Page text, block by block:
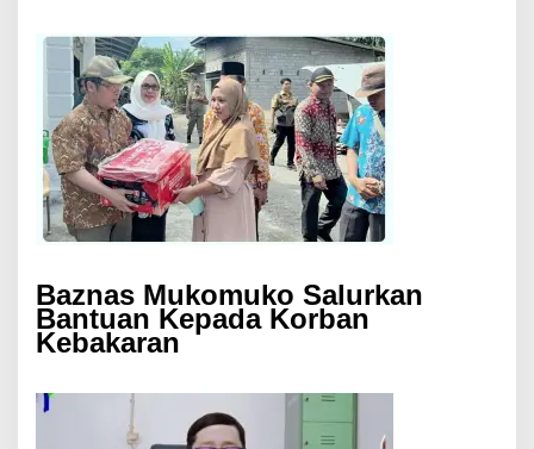
Baznas Mukomuko Salurkan
Bantuan Kepada Korban
Kebakaran